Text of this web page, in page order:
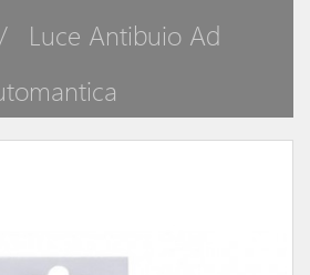
Luce Antibuio Ad